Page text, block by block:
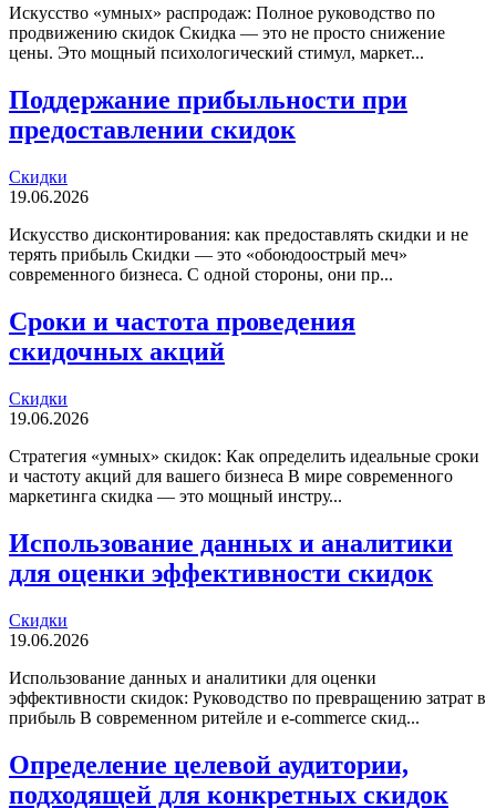
Искусство «умных» распродаж: Полное руководство по
продвижению скидок Скидка — это не просто снижение
цены. Это мощный психологический стимул, маркет...
Поддержание прибыльности при
предоставлении скидок
Скидки
19.06.2026
Искусство дисконтирования: как предоставлять скидки и не
терять прибыль Скидки — это «обоюдоострый меч»
современного бизнеса. С одной стороны, они пр...
Сроки и частота проведения
скидочных акций
Скидки
19.06.2026
Стратегия «умных» скидок: Как определить идеальные сроки
и частоту акций для вашего бизнеса В мире современного
маркетинга скидка — это мощный инстру...
Использование данных и аналитики
для оценки эффективности скидок
Скидки
19.06.2026
Использование данных и аналитики для оценки
эффективности скидок: Руководство по превращению затрат в
прибыль В современном ритейле и e-commerce скид...
Определение целевой аудитории,
подходящей для конкретных скидок